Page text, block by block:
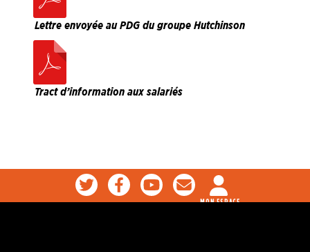
Lettre envoyée au PDG du groupe Hutchinson
Tract d’information aux salariés
MON ESPACE